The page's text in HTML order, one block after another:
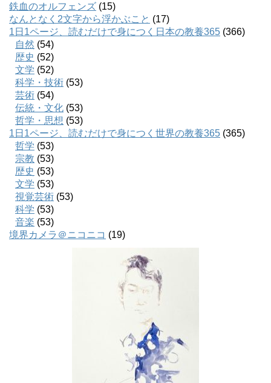
鉄血のオルフェンズ (15)
なんとなく2文字から浮かぶこと (17)
1日1ページ、読むだけで身につく日本の教養365 (366)
自然 (54)
歴史 (52)
文学 (52)
科学・技術 (53)
芸術 (54)
伝統・文化 (53)
哲学・思想 (53)
1日1ページ、読むだけで身につく世界の教養365 (365)
哲学 (53)
宗教 (53)
歴史 (53)
文学 (53)
視覚芸術 (53)
科学 (53)
音楽 (53)
境界カメラ＠ニコニコ (19)